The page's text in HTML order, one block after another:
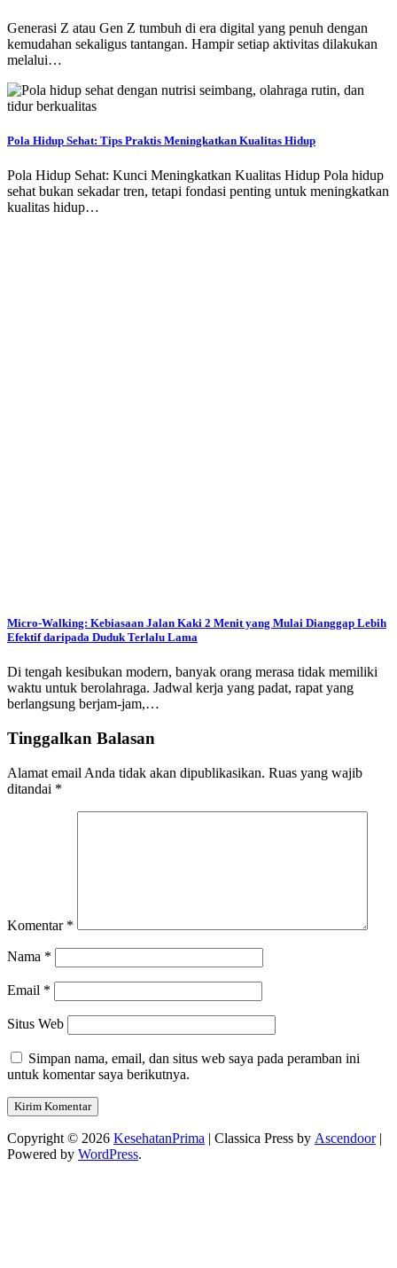
Generasi Z atau Gen Z tumbuh di era digital yang penuh dengan
kemudahan sekaligus tantangan. Hampir setiap aktivitas dilakukan
melalui…
Pola Hidup Sehat: Tips Praktis Meningkatkan Kualitas Hidup
Pola Hidup Sehat: Kunci Meningkatkan Kualitas Hidup Pola hidup
sehat bukan sekadar tren, tetapi fondasi penting untuk meningkatkan
kualitas hidup…
Micro-Walking: Kebiasaan Jalan Kaki 2 Menit yang Mulai Dianggap Lebih
Efektif daripada Duduk Terlalu Lama
Di tengah kesibukan modern, banyak orang merasa tidak memiliki
waktu untuk berolahraga. Jadwal kerja yang padat, rapat yang
berlangsung berjam-jam,…
Tinggalkan Balasan
Alamat email Anda tidak akan dipublikasikan. Ruas yang wajib
ditandai *
Komentar *
Nama *
Email *
Situs Web
Simpan nama, email, dan situs web saya pada peramban ini
untuk komentar saya berikutnya.
Copyright © 2026 KesehatanPrima | Classica Press by Ascendoor|
Powered by WordPress.